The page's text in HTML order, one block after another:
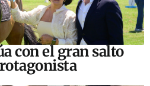
con el gran salto